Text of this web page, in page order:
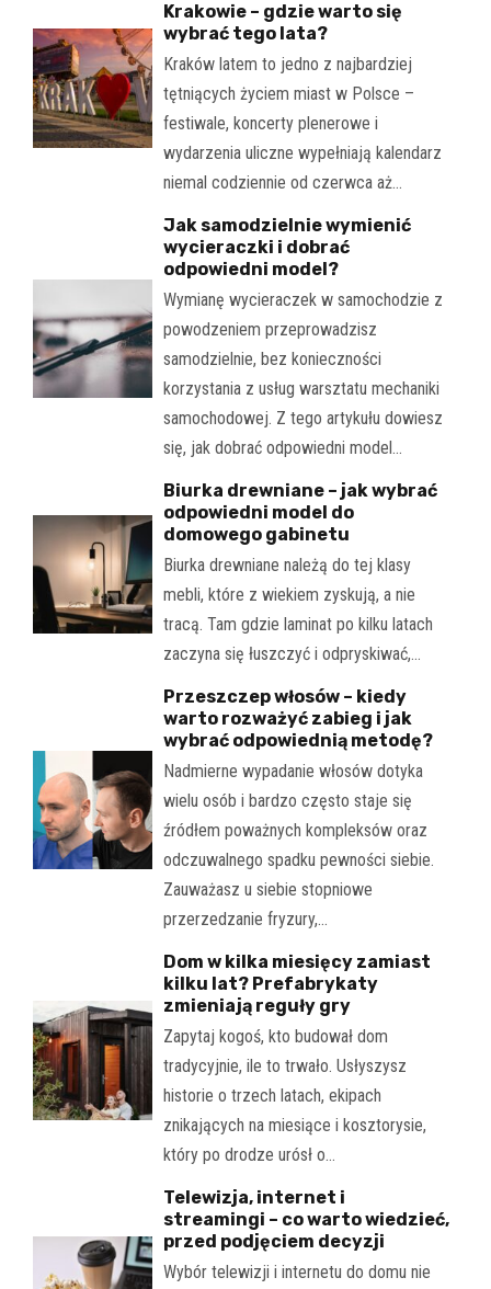
Krakowie – gdzie warto się
wybrać tego lata?
Kraków latem to jedno z najbardziej
tętniących życiem miast w Polsce –
festiwale, koncerty plenerowe i
wydarzenia uliczne wypełniają kalendarz
niemal codziennie od czerwca aż…
Jak samodzielnie wymienić
wycieraczki i dobrać
odpowiedni model?
Wymianę wycieraczek w samochodzie z
powodzeniem przeprowadzisz
samodzielnie, bez konieczności
korzystania z usług warsztatu mechaniki
samochodowej. Z tego artykułu dowiesz
się, jak dobrać odpowiedni model…
Biurka drewniane – jak wybrać
odpowiedni model do
domowego gabinetu
Biurka drewniane należą do tej klasy
mebli, które z wiekiem zyskują, a nie
tracą. Tam gdzie laminat po kilku latach
zaczyna się łuszczyć i odpryskiwać,…
Przeszczep włosów – kiedy
warto rozważyć zabieg i jak
wybrać odpowiednią metodę?
Nadmierne wypadanie włosów dotyka
wielu osób i bardzo często staje się
źródłem poważnych kompleksów oraz
odczuwalnego spadku pewności siebie.
Zauważasz u siebie stopniowe
przerzedzanie fryzury,…
Dom w kilka miesięcy zamiast
kilku lat? Prefabrykaty
zmieniają reguły gry
Zapytaj kogoś, kto budował dom
tradycyjnie, ile to trwało. Usłyszysz
historie o trzech latach, ekipach
znikających na miesiące i kosztorysie,
który po drodze urósł o…
Telewizja, internet i
streamingi – co warto wiedzieć,
przed podjęciem decyzji
Wybór telewizji i internetu do domu nie